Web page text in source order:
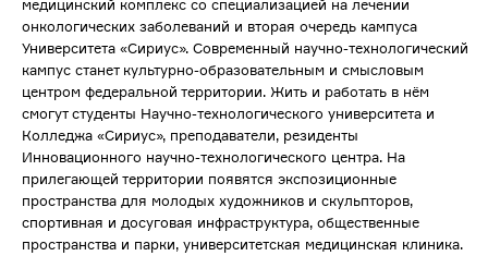
медицинский комплекс со специализацией на лечении
онкологических заболеваний и вторая очередь кампуса
Университета «Сириус». Современный научно-технологический
кампус станет культурно-образовательным и смысловым
центром федеральной территории. Жить и работать в нём
смогут студенты Научно-технологического университета и
Колледжа «Сириус», преподаватели, резиденты
Инновационного научно-технологического центра. На
прилегающей территории появятся экспозиционные
пространства для молодых художников и скульпторов,
спортивная и досуговая инфраструктура, общественные
пространства и парки, университетская медицинская клиника.